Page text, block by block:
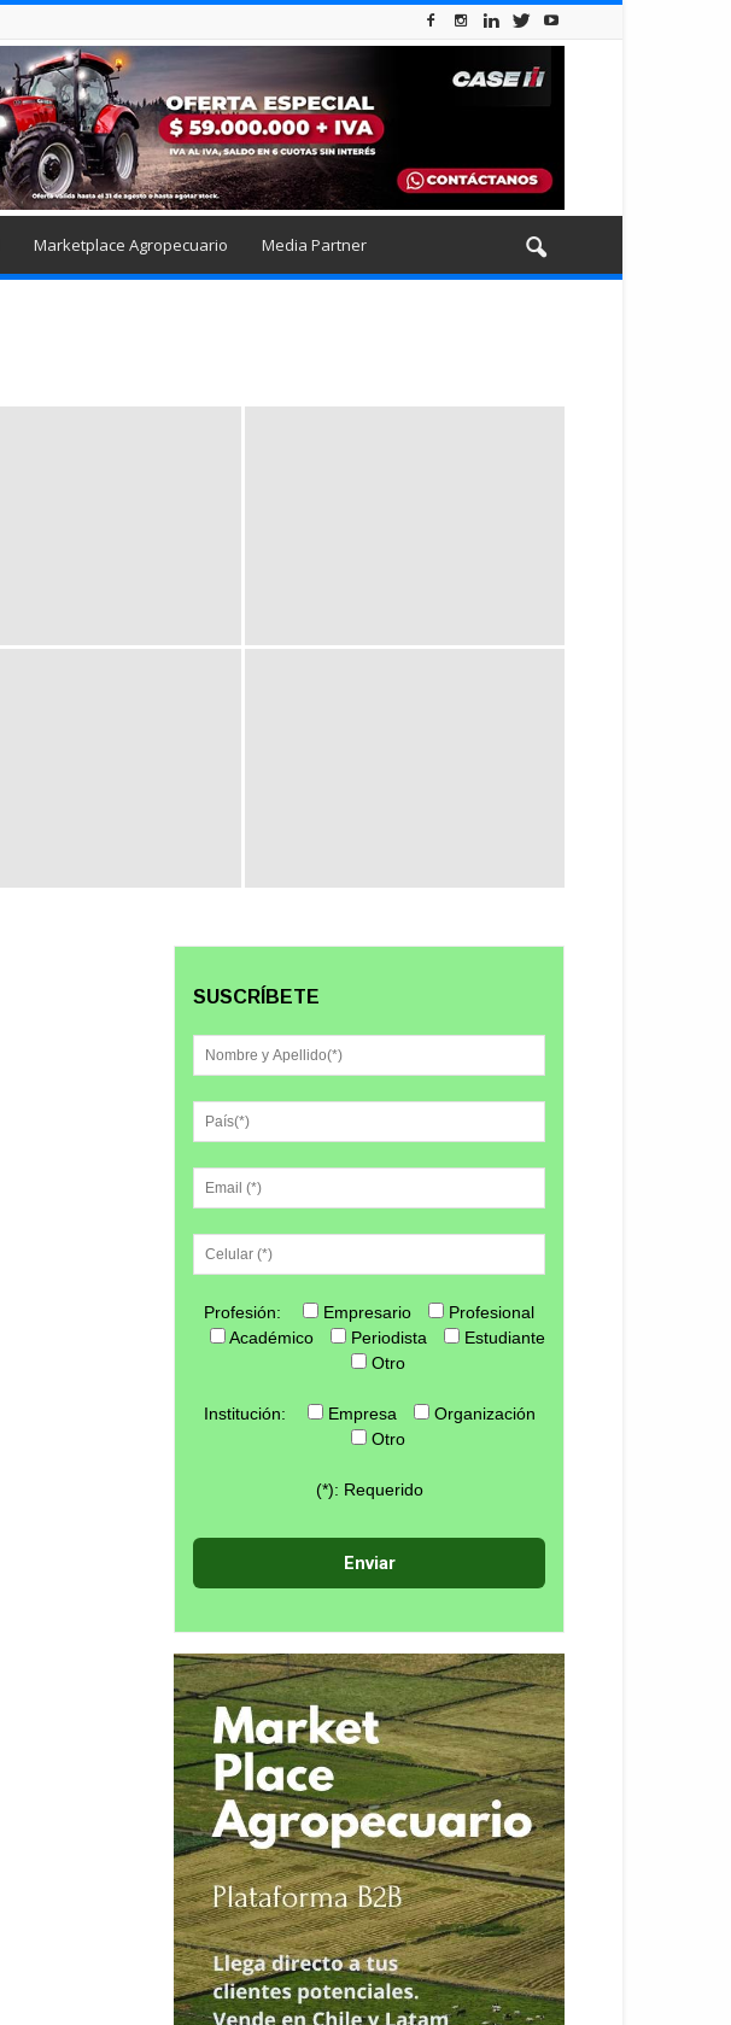
Marketplace Agropecuario Media Partner
SUSCRÍBETE
Profesión: Empresario
Profesional
Académico
Periodista
Estudiante
Otro
Institución: Empresa
Organización
Otro
(*): Requerido